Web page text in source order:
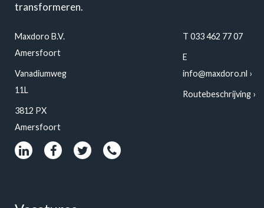
transformeren.
Maxdoro B.V.
Amersfoort
Vanadiumweg
11L
3812 PX
Amersfoort
T 033 462 77 07
E
info@maxdoro.nl
Routebeschrijving